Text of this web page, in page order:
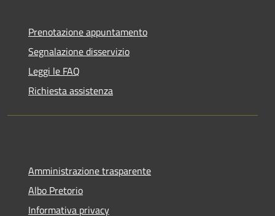
Prenotazione appuntamento
Segnalazione disservizio
Leggi le FAQ
Richiesta assistenza
Amministrazione trasparente
Albo Pretorio
Informativa privacy